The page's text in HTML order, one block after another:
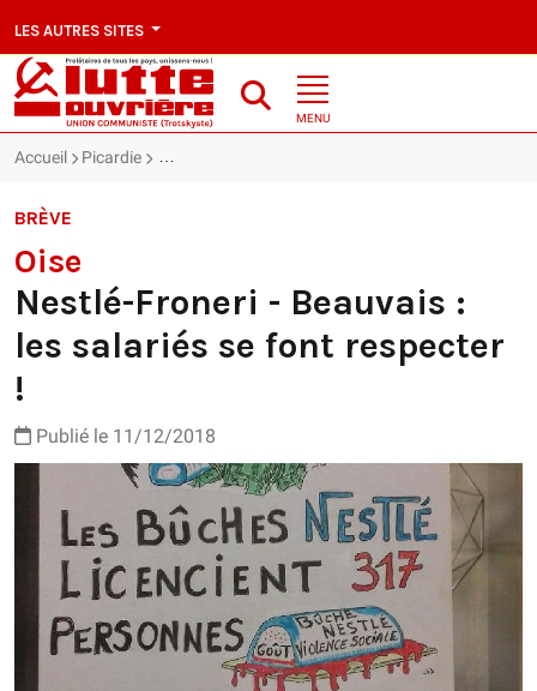
LES AUTRES SITES
MENU
Accueil Picardie Oise : Nestlé-Froneri - Beauvais : les salariés se
BRÈVE
Oise
Nestlé-Froneri - Beauvais :
les salariés se font respecter
!
Publié le 11/12/2018